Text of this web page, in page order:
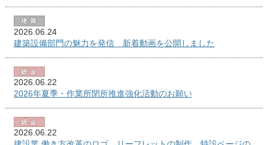
2026.06.24
建築設備部門の魅力を発信 新着動画を公開しました
2026.06.22
2026年夏季・作業所閉所推進強化活動のお願い
2026.06.22